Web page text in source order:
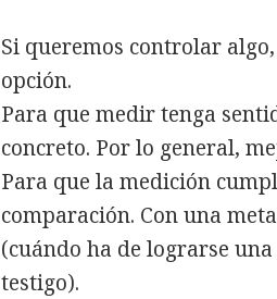
Si queremos controlar
opción.
Para que medir tenga
concreto. Por lo general,
Para que la medición
comparación. Con una
(cuándo ha de lograrse
testigo).